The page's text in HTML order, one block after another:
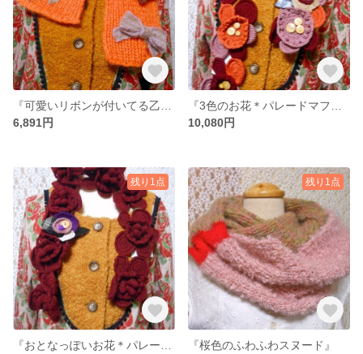
6,891円
10,080円
残り1点 残り1点
『桜色のふわふわスヌード』